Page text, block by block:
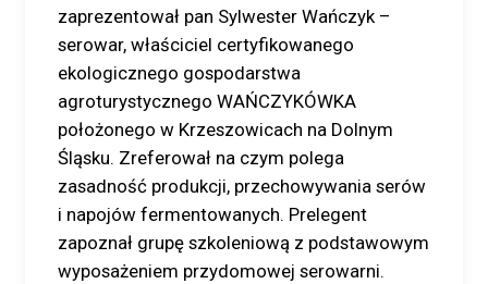
zaprezentował pan Sylwester Wańczyk –
serowar, właściciel certyfikowanego
ekologicznego gospodarstwa
agroturystycznego WAŃCZYKÓWKA
położonego w Krzeszowicach na Dolnym
Śląsku. Zreferował na czym polega
zasadność produkcji, przechowywania serów
i napojów fermentowanych. Prelegent
zapoznał grupę szkoleniową z podstawowym
wyposażeniem przydomowej serowarni.